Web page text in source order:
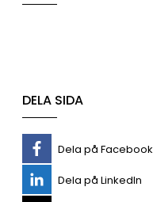
DELA SIDA
Dela på Facebook
Dela på LinkedIn